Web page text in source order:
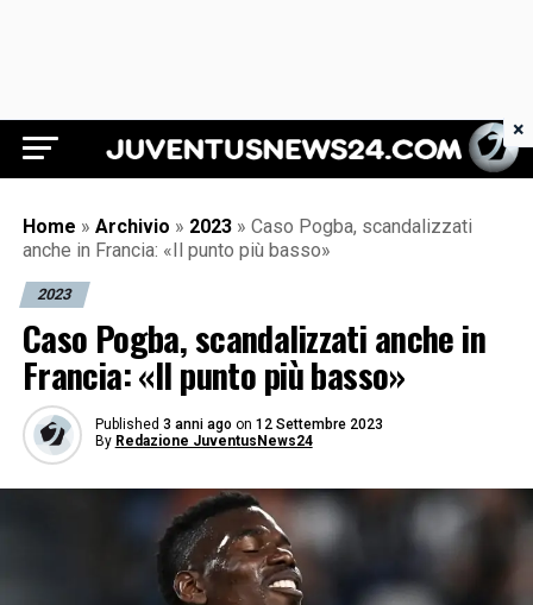
Juventus News 24
Home » Archivio » 2023 » Caso Pogba, scandalizzati
anche in Francia: «Il punto più basso»
2023
Caso Pogba, scandalizzati anche in
Francia: «Il punto più basso»
Published 3 anni ago on 12 Settembre 2023
By Redazione JuventusNews24
×